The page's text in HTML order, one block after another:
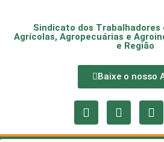
Sindicato dos Trabalhadores
Agrícolas, Agropecuárias e
e Região
Baixe o nosso